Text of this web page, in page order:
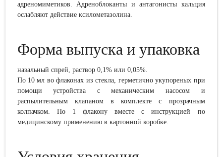
адреномиметиков. Адреноблоканты и антагонисты кальция
ослабляют действие ксилометазолина.
Форма выпуска и упаковка
назальный спрей, раствор0,1% или 0,05%.
По 10 мл во флаконах из стекла, герметично укупореных при
помощи устройства с механическим насосом и
распылительным клапаном в комплекте с прозрачным
колпачком. По 1 флакону вместе с инструкцией по
медицинскому применению в картонной коробке.